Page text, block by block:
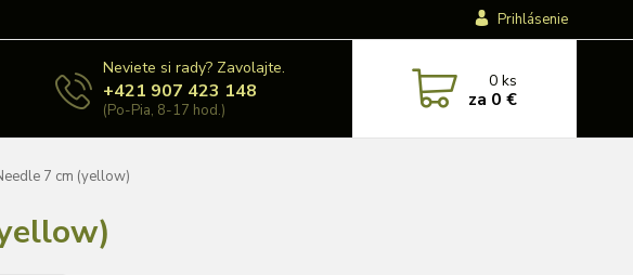
Prihlásenie
Neviete si rady? Zavolajte.
+421 907 423 148
(Po-Pia, 8-17 hod.)
0ks
za 0 €
7 cm (yellow)